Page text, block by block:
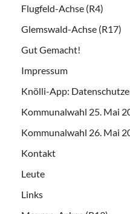
Flugfeld-Achse (R4)
Glemswald-Achse (R17)
Gut Gemacht!
Impressum
Knölli-App:
Kommunalwahl 25. Mai
Kommunalwahl 26. Mai
Kontakt
Leute
Links